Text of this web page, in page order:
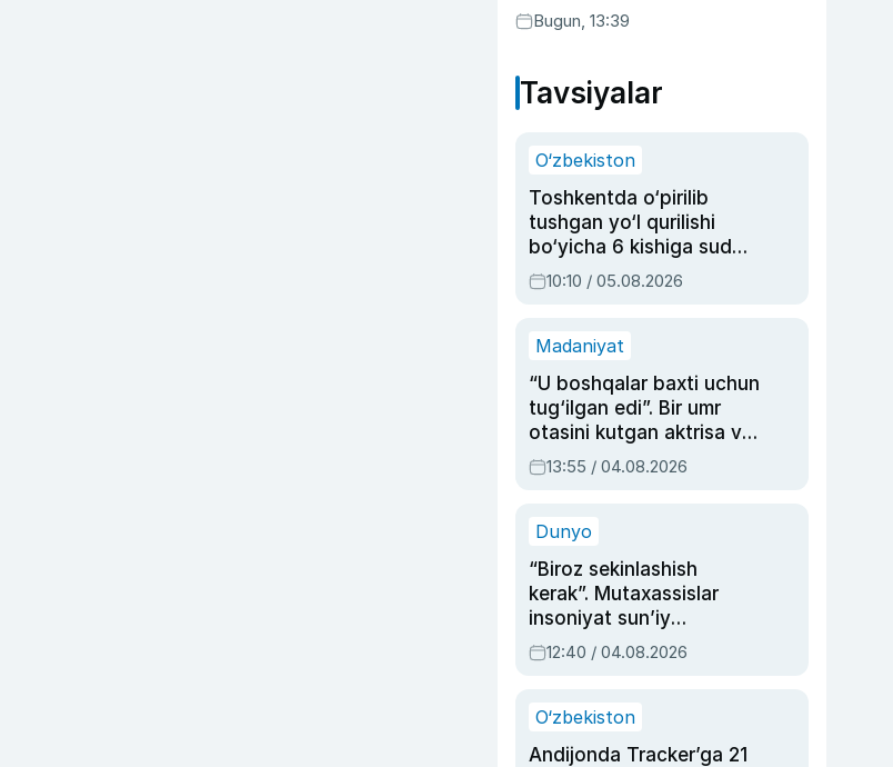
Bugun, 13:39
Tavsiyalar
O‘zbekiston
Toshkentda o‘pirilib
tushgan yo‘l qurilishi
bo‘yicha 6 kishiga sud
hukmi o‘qildi
10:10 / 05.08.2026
Madaniyat
“U boshqalar baxti uchun
tug‘ilgan edi”. Bir umr
otasini kutgan aktrisa va
dublyaj ustasi Rimma
Ahmedovaning
13:55 / 04.08.2026
Dunyo
“Biroz sekinlashish
kerak”. Mutaxassislar
insoniyat sun’iy
intellektni boshqara
olmay qolishidan xavotir
12:40 / 04.08.2026
O‘zbekiston
Andijonda Tracker’ga 21